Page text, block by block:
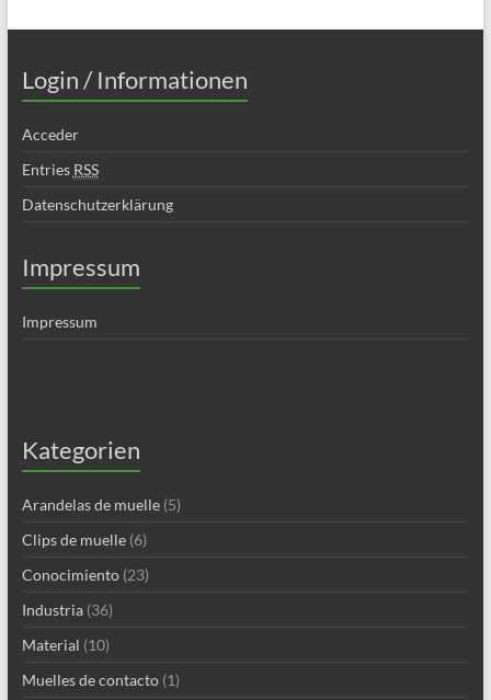
Login / Informationen
Acceder
Entries RSS
Datenschutzerklärung
Impressum
Impressum
Kategorien
Arandelas de muelle(5)
Clips de muelle(6)
Conocimiento(23)
Industria(36)
Material (10)
Muelles de contacto(1)